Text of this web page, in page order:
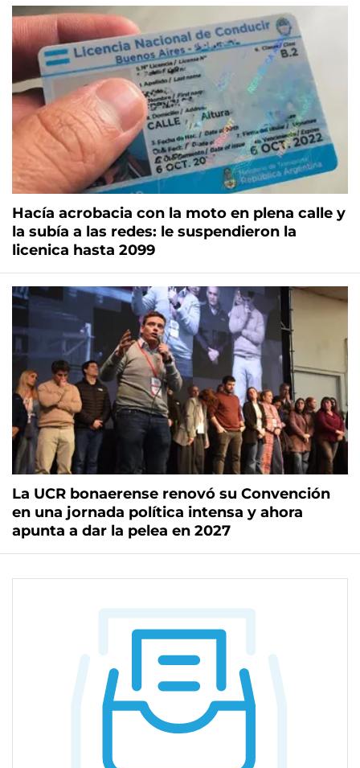
Hacía acrobacia con la moto en plena calle y
la subía a las redes: le suspendieron la
licenica hasta 2099
La UCR bonaerense renovó su Convención
en una jornada política intensa y ahora
apunta a dar la pelea en 2027